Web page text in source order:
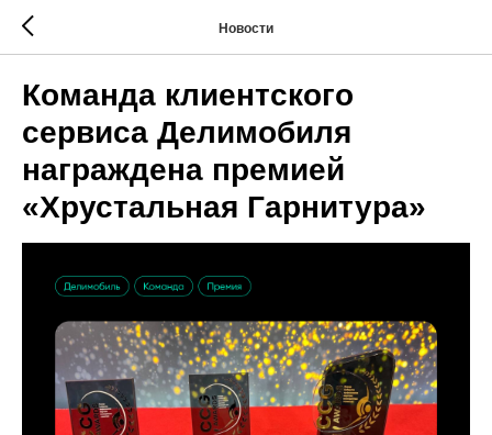
Новости
Команда клиентского
сервиса Делимобиля
награждена премией
«Хрустальная Гарнитура»